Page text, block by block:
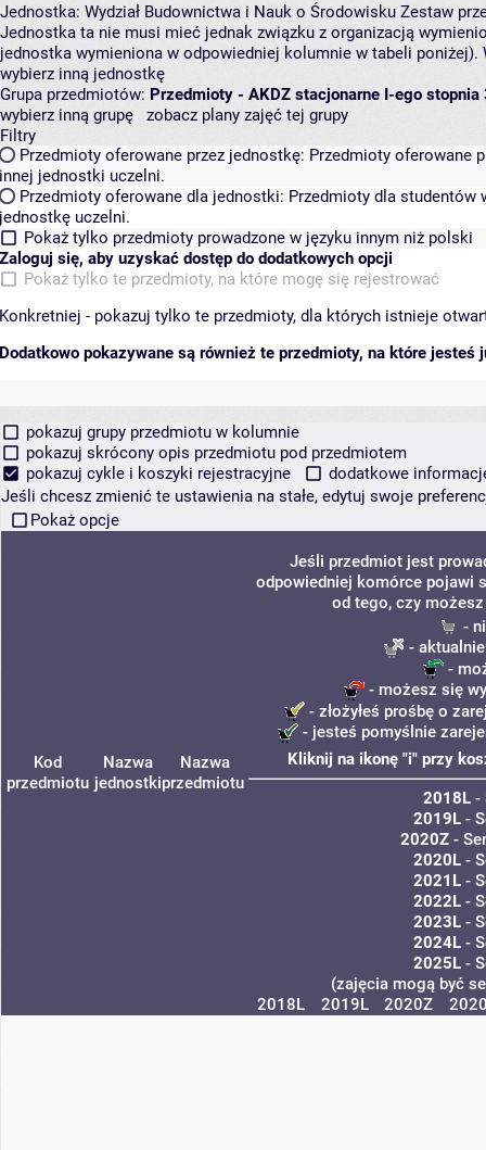
Jednostka: Wydział Budownictwa i Nauk o Środowisku Zestaw
Jednostka ta nie musi mieć jednak związku z organizacją
jednostka wymieniona w odpowiedniej kolumnie w tabeli
wybierz inną jednostkę
Grupa przedmiotów: Przedmioty - AKDZ stacjonarne I-ego
wybierz inną grupę
zobacz plany zajęć tej grupy
Filtry
Przedmioty oferowane przez jednostkę: Przedmioty oferowane
innej jednostki uczelni.
Przedmioty oferowane dla jednostki: Przedmioty dla studentów
jednostkę uczelni.
Pokaż tylko przedmioty prowadzone w języku innym niż polski
Zaloguj się, aby uzyskać dostęp do dodatkowych opcji
Pokaż tylko te przedmioty, na które mogę się rejestrować
Konkretniej - pokazuj tylko te przedmioty, dla których istnieje
Dodatkowo pokazywane są również te przedmioty, na które jesteś
pokazuj grupy przedmiotu w kolumnie
pokazuj skrócony opis przedmiotu pod przedmiotem
pokazuj cykle i koszyki rejestracyjne
dodatkowe
Jeśli chcesz zmienić te ustawienia na stałe, edytuj swoje
Pokaż opcje
Kod
przedmiotu
Nazwa
jednostki
Nazwa
przedmiotu
Jeśli przedmiot jest
odpowiedniej komórce pojawi
od tego, czy
-
-
-
- możesz się
- złożyłeś prośbę o
- jesteś pomyślnie
Kliknij na ikonę "i" przy
2018L-
2019L-
2020Z-
2020L-
2021L-
2022L-
2023L-
2024L-
2025L-
(zajęcia mogą być
2018L
2019L 2020Z